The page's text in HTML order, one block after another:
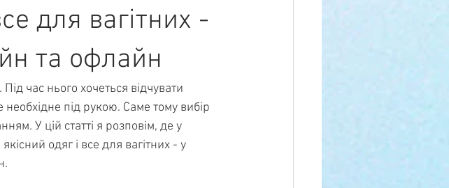
для вагітних -
та офлайн
час нього хочеться відчувати
під рукою. Саме тому вибір
У цій статті я розповім, де у
одяг і все для вагітних - у